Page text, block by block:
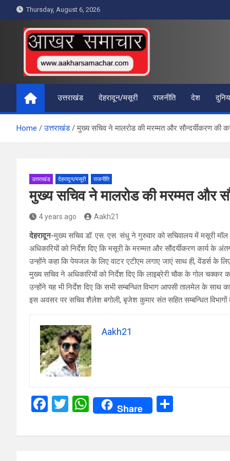
to
content
Thursday, August 6, 2026
आखर समाचार
उत्तराखंड देहरादून/मसूरी राजनीति देश
Home उत्तराखंड मुख्य सचिव ने मालरोड की मरम्मत और सौन्दर्यीकरण की
उत्तराखंड देहरादून/मसूरी राजनीति
मुख्य सचिव ने मालरोड की मरम्मत और
4 years ago Aakh21
देहरादून-मुख्य सचिव डॉ. एस. एस. संधु ने गुरुवार को सचिवालय में मसूरी मॉल
अधिकारियों को निर्देश दिए कि मसूरी के मरम्मत और सौंदर्यीकरण कार्य के
उन्होंने कहा कि पेयजल के लिए वाटर एटीएम लगाए जाएं साथ ही, वेंडर्स के
मुख्य सचिव ने अधिकारियों को निर्देश दिए कि लाइब्रेरी चौक के गोल
उन्होंने यह भी निर्देश दिए कि सभी सम्बन्धित विभाग आपसी तालमेल के साथ
इस अवसर पर सचिव शैलेश बगोली, बृजेश कुमार संत सहित सम्बन्धित विभागों
Aakh21
F
ce
T
tt
W
h
at
Share
ar